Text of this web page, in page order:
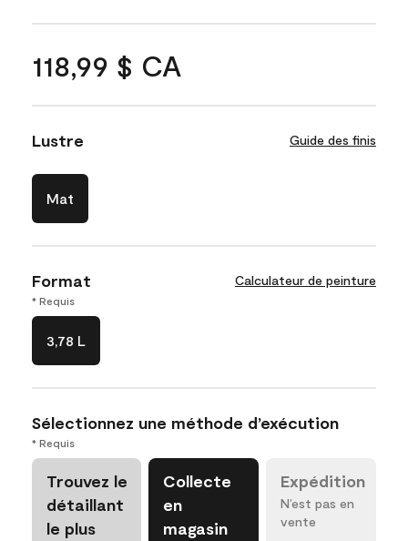
118,99 $ CA
Lustre Guide des finis
Mat
Format Calculateur de peinture
* Requis
3,78 L
Sélectionnez une méthode d’exécution
* Requis
Trouvez le
détaillant
le plus
Collecte
en
magasin
Expédition
N’est pas en
vente